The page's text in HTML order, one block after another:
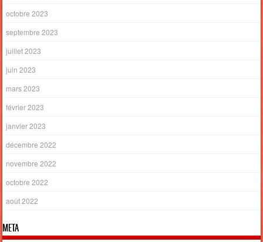
octobre 2023
septembre 2023
juillet 2023
juin 2023
mars 2023
février 2023
janvier 2023
décembre 2022
novembre 2022
octobre 2022
août 2022
META